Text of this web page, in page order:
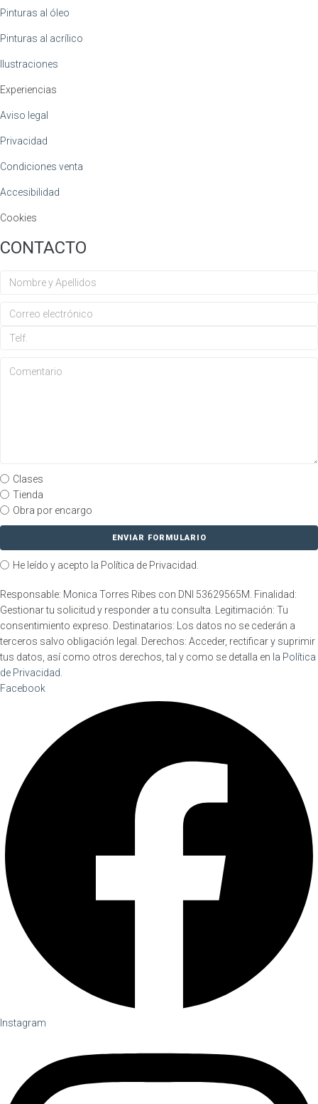
Pinturas al óleo
Pinturas al acrílico
Ilustraciones
Experiencias
Aviso legal
Privacidad
Condiciones venta
Accesibilidad
Cookies
CONTACTO
Clases
Tienda
Obra por encargo
ENVIAR FORMULARIO
He leído y acepto la Política de Privacidad.
Responsable: Monica Torres Ribes con DNI 53629565M. Finalidad:
Gestionar tu solicitud y responder a tu consulta. Legitimación: Tu
consentimiento expreso. Destinatarios: Los datos no se cederán a
terceros salvo obligación legal. Derechos: Acceder, rectificar y suprimir
tus datos, así como otros derechos, tal y como se detalla en la Política
de Privacidad
Facebook
Instagram